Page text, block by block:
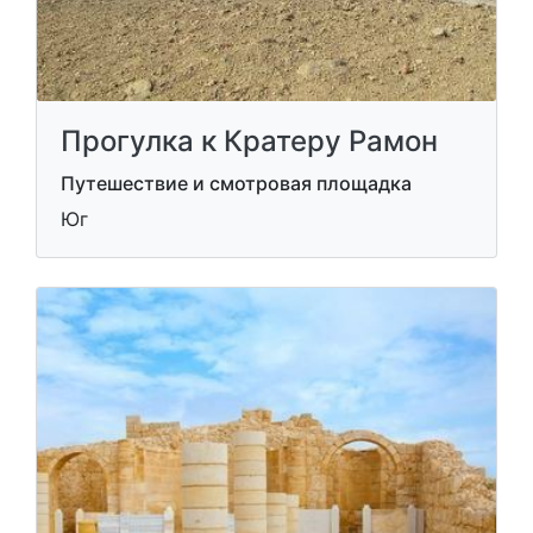
Прогулка к Кратеру Рамон
Путешествие и смотровая площадка
Юг